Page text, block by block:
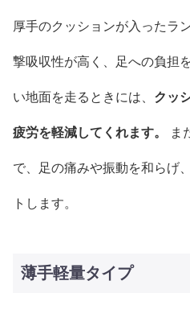
厚手のクッションが入ったラ
撃吸収性が高く、足への負担
い地面を走るときには、 クッ
疲労を軽減してくれます。 ま
で、足の痛みや振動を和らげ
トします。
薄手軽量タイプ